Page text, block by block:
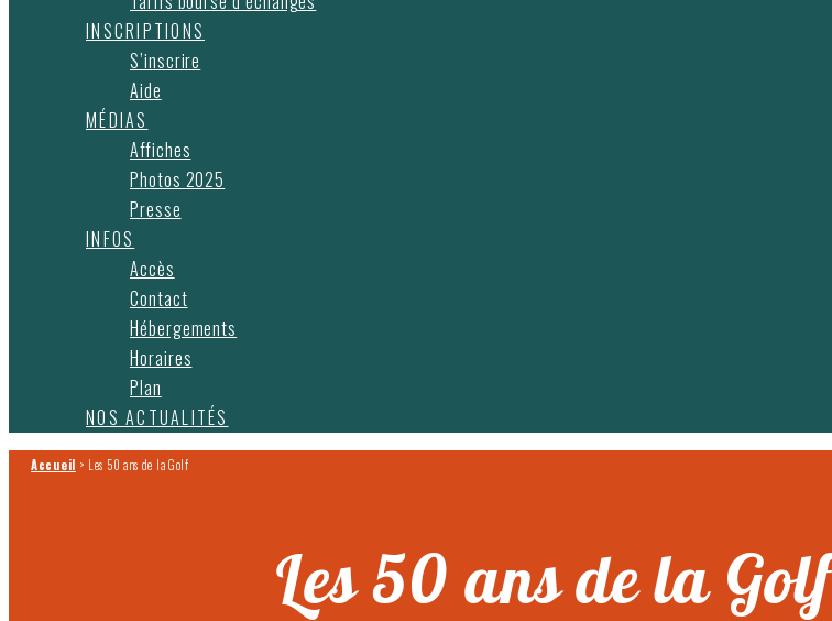
INSCRIPTIONS
S’inscrire
Aide
MÉDIAS
Affiches
Photos 2025
Presse
INFOS
Accès
Contact
Hébergements
Horaires
Plan
NOS ACTUALITÉS
Accueil > Les 50 ans de la Golf
Les 50 ans de la Golf